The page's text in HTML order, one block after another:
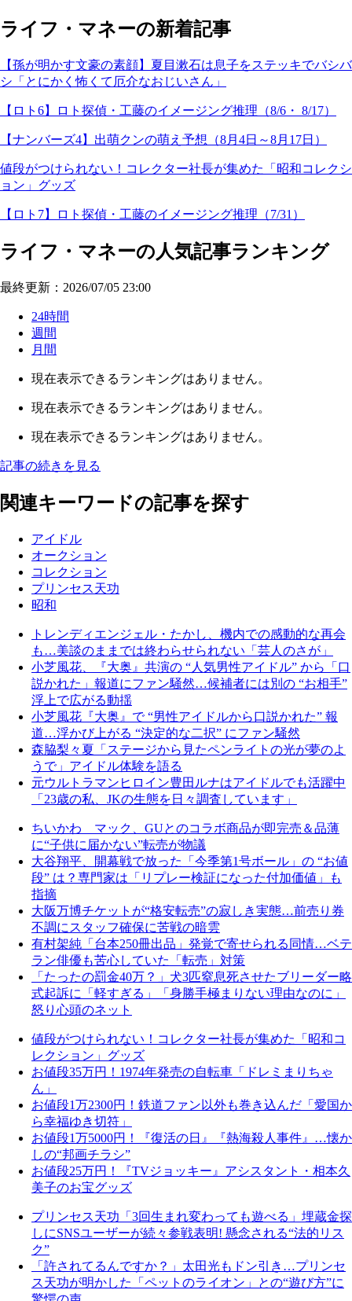
ライフ・マネーの新着記事
【孫が明かす文豪の素顔】夏目漱石は息子をステッキでバシバ
シ「とにかく怖くて厄介なおじいさん」
【ロト6】ロト探偵・工藤のイメージング推理（8/6・ 8/17）
【ナンバーズ4】出萌クンの萌え予想（8月4日～8月17日）
値段がつけられない！コレクター社長が集めた「昭和コレクシ
ョン」グッズ
【ロト7】ロト探偵・工藤のイメージング推理（7/31）
ライフ・マネーの人気記事ランキング
最終更新：2026/07/05 23:00
24時間
週間
月間
現在表示できるランキングはありません。
現在表示できるランキングはありません。
現在表示できるランキングはありません。
記事の続きを見る
関連キーワードの記事を探す
アイドル
オークション
コレクション
プリンセス天功
昭和
トレンディエンジェル・たかし、機内での感動的な再会
も…美談のままでは終わらせられない「芸人のさが」
小芝風花、『大奥』共演の “人気男性アイドル” から「口
説かれた」報道にファン騒然…候補者には別の “お相手”
浮上で広がる動揺
小芝風花『大奥』で “男性アイドルから口説かれた” 報
道…浮かび上がる “決定的な二択” にファン騒然
森脇梨々夏「ステージから見たペンライトの光が夢のよ
うで」アイドル体験を語る
元ウルトラマンヒロイン豊田ルナはアイドルでも活躍中
「23歳の私、JKの生態を日々調査しています」
ちいかわ マック、GUとのコラボ商品が即完売＆品薄
に“子供に届かない”転売が物議
大谷翔平、開幕戦で放った「今季第1号ボール」の “お値
段” は？専門家は「リプレー検証になった付加価値」も
指摘
大阪万博チケットが“格安転売”の寂しき実態…前売り券
不調にスタッフ確保に苦戦の暗雲
有村架純「台本250冊出品」発覚で寄せられる同情…ベテ
ラン俳優も苦心していた「転売」対策
「たったの罰金40万？」犬3匹窒息死させたブリーダー略
式起訴に「軽すぎる」「身勝手極まりない理由なのに」
怒り心頭のネット
値段がつけられない！コレクター社長が集めた「昭和コ
レクション」グッズ
お値段35万円！1974年発売の自転車「ドレミまりちゃ
ん」
お値段1万2300円！鉄道ファン以外も巻き込んだ「愛国か
ら幸福ゆき切符」
お値段1万5000円！『復活の日』『熱海殺人事件』…懐か
しの“邦画チラシ”
お値段25万円！『TVジョッキー』アシスタント・相本久
美子のお宝グッズ
プリンセス天功「3回生まれ変わっても遊べる」埋蔵金探
しにSNSユーザーが続々参戦表明! 懸念される“法的リス
ク”
「許されてるんですか？」太田光もドン引き…プリンセ
ス天功が明かした「ペットのライオン」との“遊び方”に